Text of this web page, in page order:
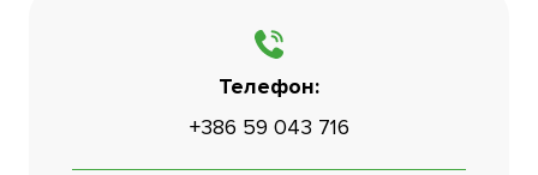
Телефон:
+386 59 043 716
Бесплатна консултација